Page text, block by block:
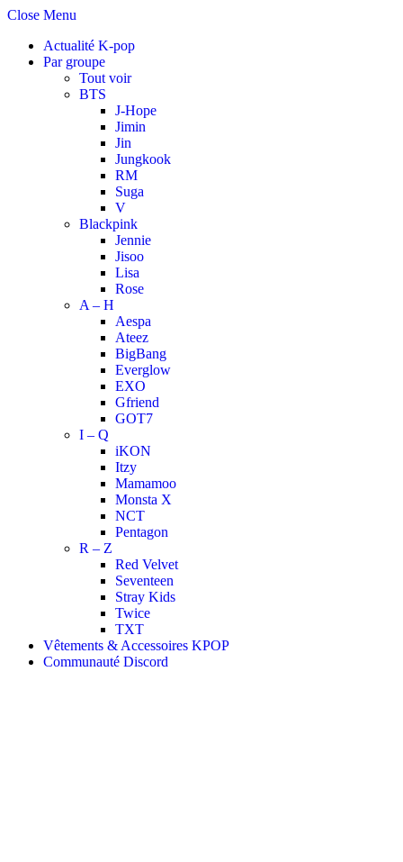
Close Menu
Actualité K-pop
Par groupe
Tout voir
BTS
J-Hope
Jimin
Jin
Jungkook
RM
Suga
V
Blackpink
Jennie
Jisoo
Lisa
Rose
A – H
Aespa
Ateez
BigBang
Everglow
EXO
Gfriend
GOT7
I – Q
iKON
Itzy
Mamamoo
Monsta X
NCT
Pentagon
R – Z
Red Velvet
Seventeen
Stray Kids
Twice
TXT
Vêtements & Accessoires KPOP
Communauté Discord